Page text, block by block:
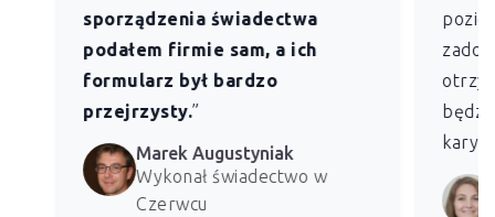
sporządzenia świadectwa
podałem firmie sam, a ich
formularz był bardzo
przejrzysty.”
Marek Augustyniak
Wykonał świadectwo w
Czerwcu
kary